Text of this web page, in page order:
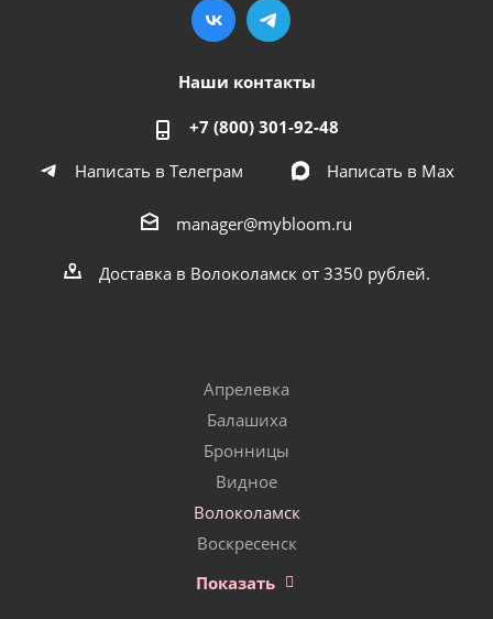
Наши контакты
+7 (800) 301-92-48
Написать в Телеграм
Написать в Мах
manager@mybloom.ru
Доставка в Волоколамск от 3350 рублей.
Апрелевка
Балашиха
Бронницы
Видное
Волоколамск
Воскресенск
Показать